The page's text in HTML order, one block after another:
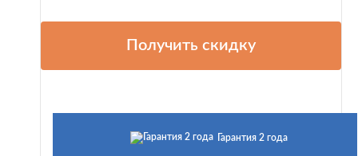
Получить скидку
Гарантия 2 года